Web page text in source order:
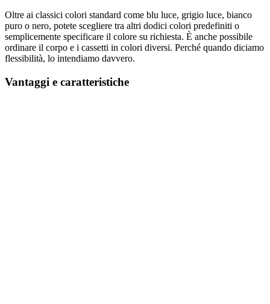
Oltre ai classici colori standard come blu luce, grigio luce, bianco
puro o nero, potete scegliere tra altri dodici colori predefiniti o
semplicemente specificare il colore su richiesta. È anche possibile
ordinare il corpo e i cassetti in colori diversi. Perché quando diciamo
flessibilità, lo intendiamo davvero.
Vantaggi e caratteristiche